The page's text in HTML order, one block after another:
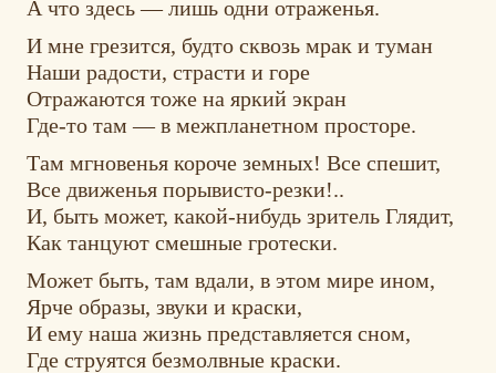
А что здесь — лишь одни отраженья.
И мне грезится, будто сквозь мрак и туман
Наши радости, страсти и горе
Отражаются тоже на яркий экран
Где-то там — в межпланетном просторе.
Там мгновенья короче земных! Все спешит,
Все движенья порывисто-резки!..
И, быть может, какой-нибудь зритель Глядит,
Как танцуют смешные гротески.
Может быть, там вдали, в этом мире ином,
Ярче образы, звуки и краски,
И ему наша жизнь представляется сном,
Где струятся безмолвные краски.